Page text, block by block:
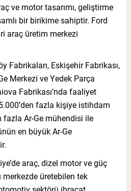
ve motor tasarımı, geliştirme
bir birikime sahiptir. Ford
araç üretim merkezi
Fabrikaları, Eskişehir Fabrikası,
Merkezi ve Yedek Parça
Fabrikası’nda faaliyet
fazla kişiye istihdam
fazla Ar-Ge mühendisi ile
en büyük Ar-Ge
araç, dizel motor ve güç
merkezde üretebilen tek